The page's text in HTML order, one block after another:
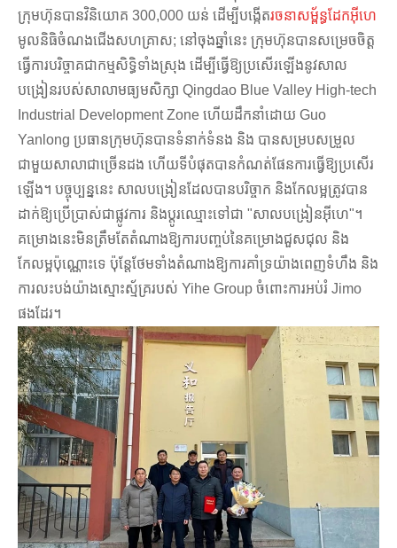
ក្រុមហ៊ុនបានវិនិយោគ 300,000 យន់ ដើម្បីបង្កើតរចនាសម្ព័ន្ធដែកអ៊ីហេ
មូលនិធិចំណងជើងសហគ្រាស; នៅចុងឆ្នាំនេះ ក្រុមហ៊ុនបានសម្រេចចិត្ត
ធ្វើការបរិច្ចាគជាកម្មសិទ្ធិទាំងស្រុង ដើម្បីធ្វើឱ្យប្រសើរឡើងនូវសាល
បង្រៀនរបស់សាលាមធ្យមសិក្សា Qingdao Blue Valley High-tech
Industrial Development Zone ហើយដឹកនាំដោយ Guo
Yanlong ប្រធានក្រុមហ៊ុនបានទំនាក់ទំនង និង បានសម្របសម្រួល
ជាមួយសាលាជាច្រើនដង ហើយទីបំផុតបានកំណត់ផែនការធ្វើឱ្យប្រសើរ
ឡើង។ បច្ចុប្បន្ននេះ សាលបង្រៀនដែលបានបរិច្ចាក និងកែលម្អត្រូវបាន
ដាក់ឱ្យប្រើប្រាស់ជាផ្លូវការ និងប្តូរឈ្មោះទៅជា "សាលបង្រៀនអ៊ីហេ"។
គម្រោងនេះមិនត្រឹមតែតំណាងឱ្យការបញ្ចប់នៃគម្រោងជួសជុល និង
កែលម្អប៉ុណ្ណោះទេ ប៉ុន្តែថែមទាំងតំណាងឱ្យការគាំទ្រយ៉ាងពេញទំហឹង និង
ការលះបង់យ៉ាងស្មោះស្ម័គ្ររបស់ Yihe Group ចំពោះការអប់រំ Jimo
ផងដែរ។